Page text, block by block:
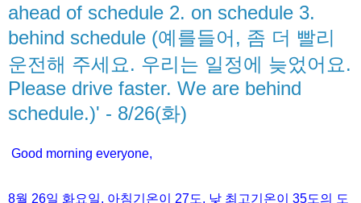
ahead of schedule 2. on schedule 3.
behind schedule (예를들어, 좀 더 빨리
운전해 주세요. 우리는 일정에 늦었어요.
Please drive faster. We are behind
schedule.)' - 8/26(화)
Good morning everyone,
8월 26일 화요일, 아침기온이 27도, 낮 최고기온이 35도의 도